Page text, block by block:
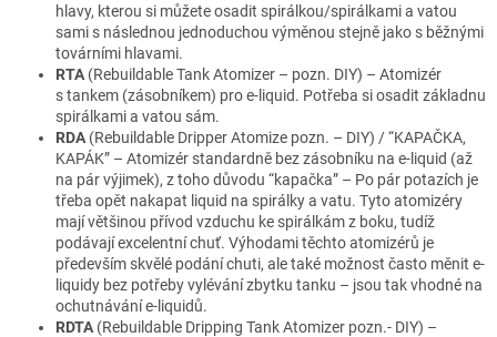
hlavy, kterou si můžete osadit spirálkou/spi­rálkami a vatou
sami s následnou jednoduchou výměnou stejně jako s běžnými
továrními hlavami.
RTA (Rebuildable Tank Atomizer – pozn. DIY) – Atomizér
s tankem (zásobníkem) pro e-liquid. Potřeba si osadit základnu
spirálkami a vatou sám.
RDA (Rebuildable Dripper Atomize pozn. – DIY) / “KAPAČKA,
KAPÁK” – Atomizér standardně bez zásobníku na e-liquid (až
na pár výjimek), z toho důvodu “kapačka” – Po pár potazích je
třeba opět nakapat liquid na spirálky a vatu. Tyto atomizéry
mají většinou přívod vzduchu ke spirálkám z boku, tudíž
podávají excelentní chuť. Výhodami těchto atomizérů je
především skvělé podání chuti, ale také možnost často měnit e-
liquidy bez potřeby vylévání zbytku tanku – jsou tak vhodné na
ochutnávání e-liquidů.
RDTA (Rebuildable Dripping Tank Atomizer pozn.- DIY) –